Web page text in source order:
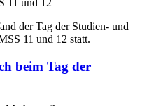
der Tag der Studien- und
11 und 12 statt.
beim Tag der